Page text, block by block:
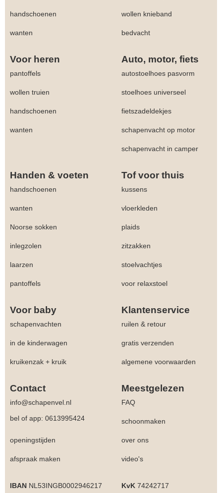
handschoenen wollen knieband
wanten bedvacht
Voor heren Auto, motor, fiets
pantoffels autostoelhoes pasvorm
wollen truien stoelhoes universeel
handschoenen fietszadeldekjes
wanten schapenvacht op motor
schapenvacht in camper
Handen & voeten Tof voor thuis
handschoenen kussens
wanten vloerkleden
Noorse sokken plaids
inlegzolen zitzakken
laarzen stoelvachtjes
pantoffels voor relaxstoel
Voor baby Klantenservice
schapenvachten ruilen & retour
in de kinderwagen gratis verzenden
kruikenzak + kruik algemene voorwaarden
Contact Meestgelezen
info@schapenvel.nl
FAQ
bel of app: 0613995424
schoonmaken
openingstijden over ons
afspraak maken video's
IBAN NL53INGB0002946217 KvK 74242717